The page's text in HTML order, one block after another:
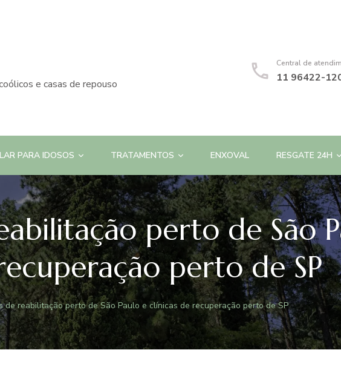
e casas de repouso
Central de
11 96422-
LAR PARA IDOSOS TRATAMENTOS ENXOVAL RESGATE 24H
perto de São
perto de SP
de reabilitação perto de São Paulo e clínicas de recuperação perto de SP